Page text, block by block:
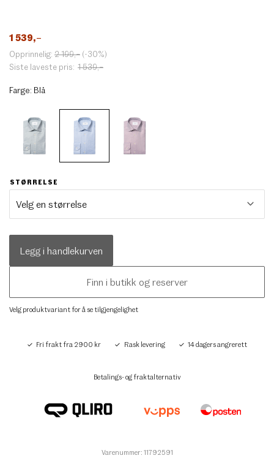
1 539,–
Opprinnelig: 2 199,– (-30%)
Siste laveste pris: 1 539,–
Farge: Blå
STØRRELSE
Legg i handlekurven
Finn i butikk og reserver
Velg produktvariant for å se tilgjengelighet
Fri frakt fra 2900 kr Rask levering 14 dagers angrerett
Betalings- og fraktalternativ
Varenummer: 11792591